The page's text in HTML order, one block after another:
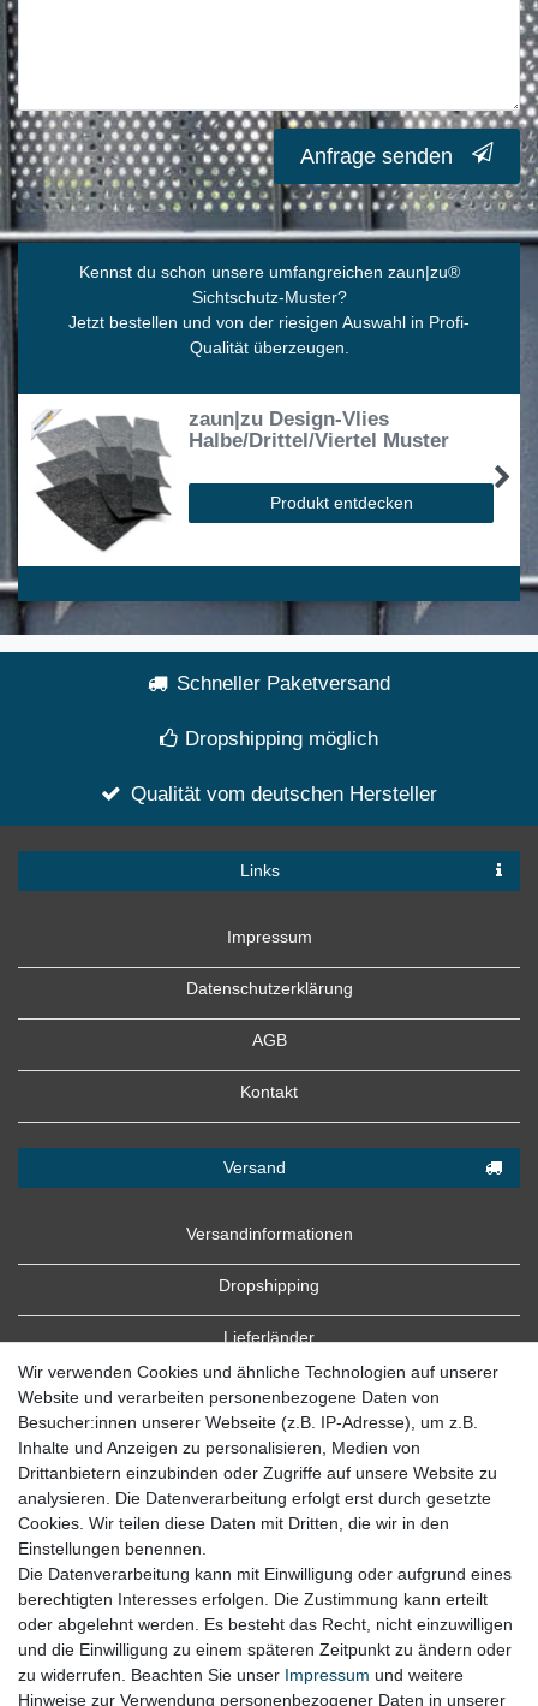
Anfrage senden
Kennst du schon unsere umfangreichen zaun|zu®
Sichtschutz-Muster?
Jetzt bestellen und von der riesigen Auswahl in Profi-
Qualität überzeugen.
zaun|zu Design-Vlies
Halbe/Drittel/Viertel Muster
Produkt entdecken
Schneller Paketversand
Dropshipping möglich
Qualität vom deutschen Hersteller
Links
Impressum
Datenschutzerklärung
AGB
Kontakt
Versand
Versandinformationen
Dropshipping
Lieferländer
Zahlung
Zahlungsbedingungen
Wir verwenden Cookies und ähnliche Technologien auf unserer
Website und verarbeiten personenbezogene Daten von
Besucher:innen unserer Webseite (z.B. IP-Adresse), um z.B.
Inhalte und Anzeigen zu personalisieren, Medien von
Drittanbietern einzubinden oder Zugriffe auf unsere Website zu
analysieren. Die Datenverarbeitung erfolgt erst durch gesetzte
Cookies. Wir teilen diese Daten mit Dritten, die wir in den
Einstellungen benennen.
Die Datenverarbeitung kann mit Einwilligung oder aufgrund eines
berechtigten Interesses erfolgen. Die Zustimmung kann erteilt
oder abgelehnt werden. Es besteht das Recht, nicht einzuwilligen
und die Einwilligung zu einem späteren Zeitpunkt zu ändern oder
zu widerrufen. Beachten Sie unser Impressum und weitere
Hinweise zur Verwendung personenbezogener Daten in unserer